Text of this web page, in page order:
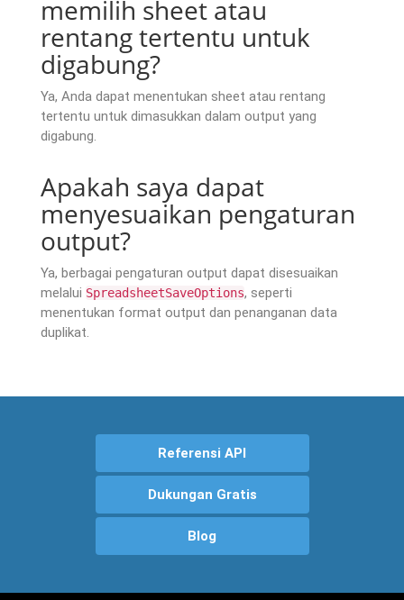
memilih sheet atau
rentang tertentu untuk
digabung?
Ya, Anda dapat menentukan sheet atau rentang
tertentu untuk dimasukkan dalam output yang
digabung.
Apakah saya dapat
menyesuaikan pengaturan
output?
Ya, berbagai pengaturan output dapat disesuaikan
melalui SpreadsheetSaveOptions, seperti
menentukan format output dan penanganan data
duplikat.
Referensi API
Dukungan Gratis
Blog